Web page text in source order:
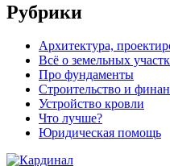
Рубрики
Архитектура,
Всё о земельных
Про фундаменты
Строительство и
Устройство кровли
Что лучше?
Юридическая помощь